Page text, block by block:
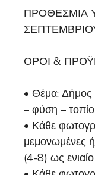
ΠΡΟΘΕΣΜΙΑ
ΟΡΟΙ &
• Θέμα:
– φύση –
• Κάθε
μεμονωμένες
(4-8) ως